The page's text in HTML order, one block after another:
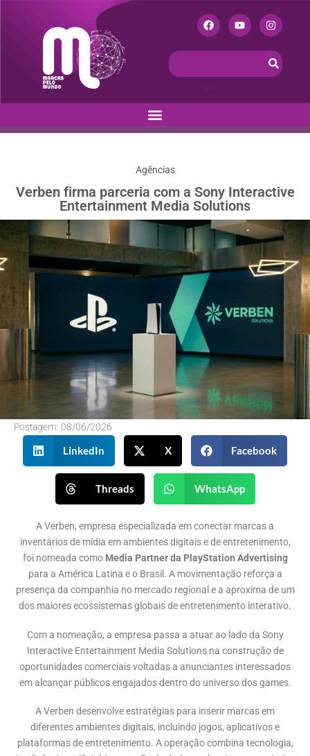
Agências
Verben firma parceria com a Sony Interactive
Entertainment Media Solutions
Postagem: 08/06/2026
LinkedIn X Facebook
Threads WhatsApp
A Verben, empresa especializada em conectar marcas a
inventários de mídia em ambientes digitais e de entretenimento,
foi nomeada como Media Partner da PlayStation Advertising
para a América Latina e o Brasil. A movimentação reforça a
presença da companhia no mercado regional e a aproxima de um
dos maiores ecossistemas globais de entretenimento interativo.
Com a nomeação, a empresa passa a atuar ao lado da Sony
Interactive Entertainment Media Solutions na construção de
oportunidades comerciais voltadas a anunciantes interessados
em alcançar públicos engajados dentro do universo dos games.
A Verben desenvolve estratégias para inserir marcas em
diferentes ambientes digitais, incluindo jogos, aplicativos e
plataformas de entretenimento. A operação combina tecnologia,